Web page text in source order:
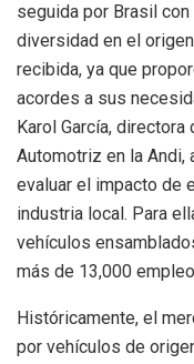
seguida por Brasil con
diversidad en el
recibida, ya que
acordes a sus
Karol García,
Automotriz en la Andi,
evaluar el impacto de
industria local. Para
vehículos
más de 13,000
Históricamente, el
por vehículos de